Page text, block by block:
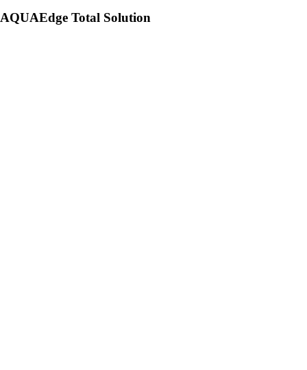
AQUAEdge Total Solution